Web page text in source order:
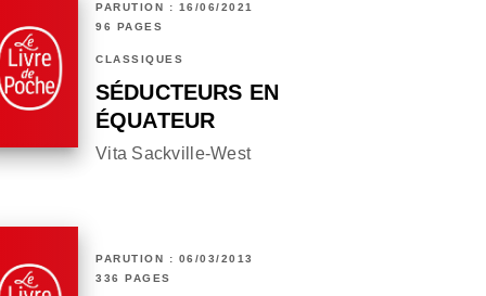
PARUTION : 16/06/2021
96 PAGES
CLASSIQUES
SÉDUCTEURS EN
ÉQUATEUR
Vita Sackville-West
PARUTION : 06/03/2013
336 PAGES